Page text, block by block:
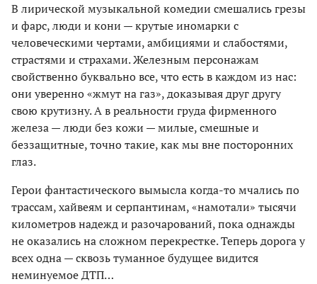
В лирической музыкальной комедии смешались грезы
и фарс, люди и кони — крутые иномарки с
человеческими чертами, амбициями и слабостями,
страстями и страхами. Железным персонажам
свойственно буквально все, что есть в каждом из нас:
они уверенно «жмут на газ», доказывая друг другу
свою крутизну. А в реальности груда фирменного
железа — люди без кожи — милые, смешные и
беззащитные, точно такие, как мы вне посторонних
глаз.
Герои фантастического вымысла когда-то мчались по
трассам, хайвеям и серпантинам, «намотали» тысячи
километров надежд и разочарований, пока однажды
не оказались на сложном перекрестке. Теперь дорога у
всех одна — сквозь туманное будущее видится
неминуемое ДТП…